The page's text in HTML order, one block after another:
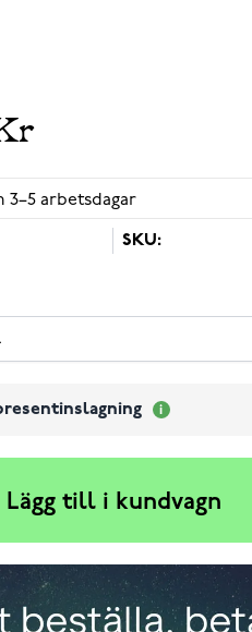
3–5 arbetsdagar
SKU:
Lägg till i kundvagn